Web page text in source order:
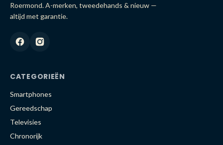
Roermond. A-merken, tweedehands & nieuw —
altijd met garantie.
CATEGORIEËN
Smartphones
Gereedschap
Televisies
Chronorijk